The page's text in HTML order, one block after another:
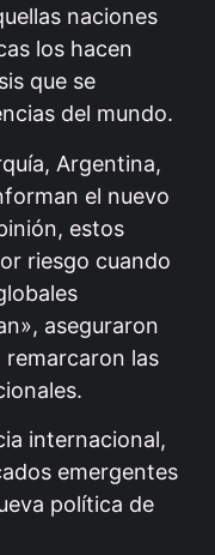
naciones
los hacen
que se
del mundo.
Argentina,
el nuevo
estos
riesgo cuando
aseguraron
remarcaron las
internacional,
emergentes
política de